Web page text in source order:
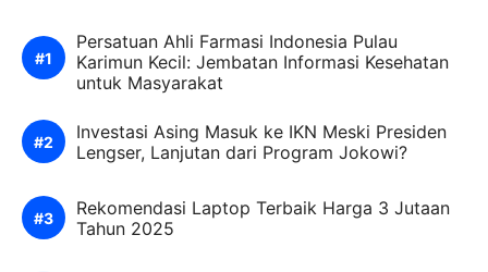
Persatuan Ahli Farmasi Indonesia Pulau
Karimun Kecil: Jembatan Informasi Kesehatan
untuk Masyarakat
Investasi Asing Masuk ke IKN Meski Presiden
Lengser, Lanjutan dari Program Jokowi?
Rekomendasi Laptop Terbaik Harga 3 Jutaan
Tahun 2025